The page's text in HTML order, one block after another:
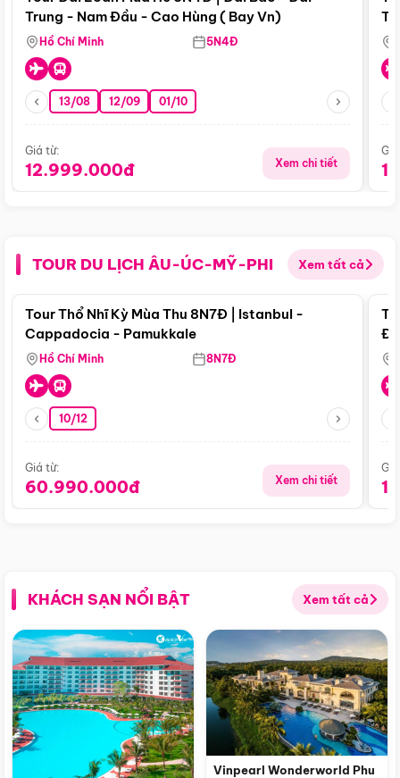
Trung - Nam Đầu - Cao Hùng ( Bay Vn)
Hồ Chí Minh 5N4Đ
13/08 12/09 01/10
Giá từ:
12.999.000đ Xem chi tiết
TOUR DU LỊCH ÂU-ÚC-MỸ-PHI Xem tất cả
Điểm nổi bật
Tour Thổ Nhĩ Kỳ Mùa Thu 8N7Đ | Istanbul -
Cappadocia - Pamukkale
Hồ Chí Minh 8N7Đ
10/12
Giá từ:
60.990.000đ Xem chi tiết
KHÁCH SẠN NỔI BẬT Xem tất cả
Vinpearl Wonderworld Phu